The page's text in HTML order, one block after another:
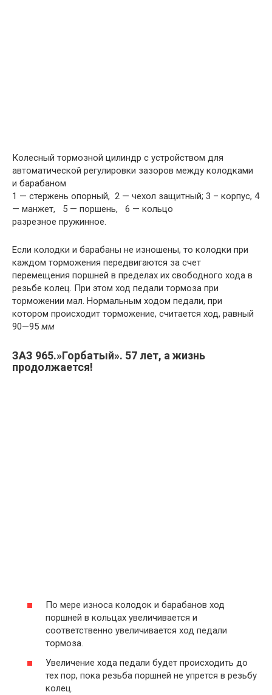
Колесный тормозной цилиндр с устрой­ством для
автоматической регулировки зазоров между колодками
и барабаном
1 — стержень опорный, 2 — чехол защитный; 3 – корпус, 4
— манжет, 5 — поршень, 6 — кольцо
разрезное пружинное.
Если колодки и барабаны не изношены, то колодки при
каждом торможения передвигаются за счет
перемещения поршней в пре­делах их свободного хода в
резьбе колец. При этом ход педали тормоза при
торможении мал. Нормальным ходом педали, при
котором происходит торможение, считается ход, равный
90—95 мм
ЗАЗ 965.»Горбатый». 57 лет, а жизнь
продолжается!
По мере износа колодок и барабанов ход
поршней в кольцах увеличивается и
соответственно увеличивается ход педали
тормоза.
Увеличение хода педали будет происходить до
тех пор, пока резьба поршней не упрется в резьбу
колец.